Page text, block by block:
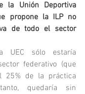
la Unión Deportiva
propone la ILP no
de todo el sector
UEC sólo estaría
federativo (que
25% de la práctica
quedaría sin